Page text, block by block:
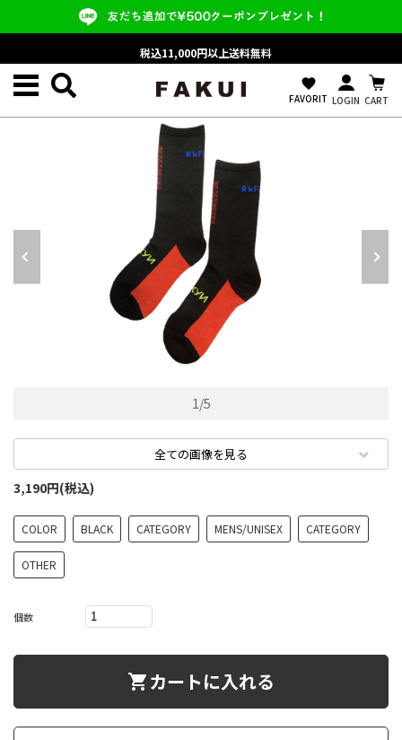
税込11,000円以上送料無料
favorite
FAVORIT LOGIN CART
ALL ITEM/すべての商品
1/5
全ての画像を見る
3,190円(税込)
COLOR BLACK CATEGORY MENS/UNISEX CATEGORY
OTHER
個数
shopping_cart カートに入れる